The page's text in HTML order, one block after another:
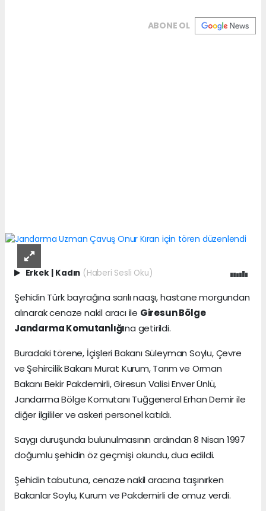
ABONE OL
Erkek | Kadın (Haberi Sesli Oku)
Şehidin Türk bayrağına sarılı naaşı, hastane morgundan
alınarak cenaze nakil aracı ile Giresun Bölge
Jandarma Komutanlığına getirildi.
Buradaki törene, İçişleri Bakanı Süleyman Soylu, Çevre
ve Şehircilik Bakanı Murat Kurum, Tarım ve Orman
Bakanı Bekir Pakdemirli, Giresun Valisi Enver Ünlü,
Jandarma Bölge Komutanı Tuğgeneral Erhan Demir ile
diğer ilgililer ve askeri personel katıldı.
Saygı duruşunda bulunulmasının ardından 8 Nisan 1997
doğumlu şehidin öz geçmişi okundu, dua edildi.
Şehidin tabutuna, cenaze nakil aracına taşınırken
Bakanlar Soylu, Kurum ve Pakdemirli de omuz verdi.